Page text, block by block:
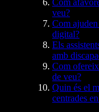
veu?
Com ajuden
digital?
Els
amb
Com
de veu?
Quin és el
centrades